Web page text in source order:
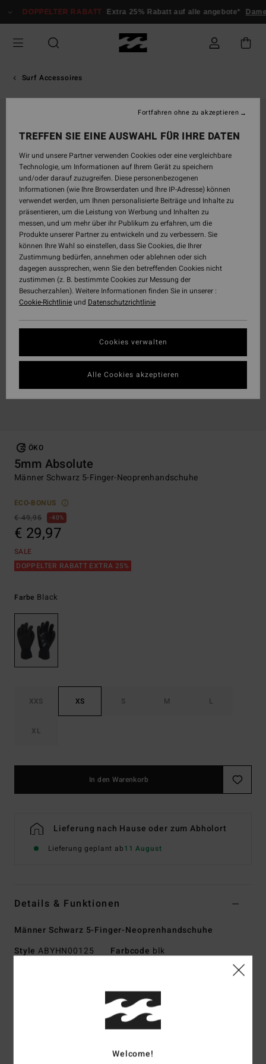
zur
springen
DOPPELTER RABATT Extra 25% Rabatt auf alle angebote* Damen
Surf Accessoires
ÖKO
5mm Absolute
Männer Schwarz 5-Finger-Neoprenhandschuhe
ECO-BONUS
€ 49,95
40%
€ 29,97
SALE
DOPPELTER RABATT EXTRA 25%
Farbe Black
XXS XS S M L
XL
In den Warenkorb
Lieferung nach Hause oder zum Abholort
Lieferung geplant ab11 August
Details & Funktionen
Männer Schwarz 5-Finger-Neoprenhandschuhe
Style ABYHN00125 Farbcode blk
Wetsuit Accessories-Kollektion
PRO STRETCH – weicherer, leichterer, 100 %
recycelter Stoff außen
Silicone Stretch am Stoff innen
Welcome!
TREFFEN SIE EINE AUSWAHL FÜR IHRE DATEN
Wir und unsere Partner verwenden Cookies oder eine vergleichbare
Technologie, um Informationen auf Ihrem Gerät zu speichern
und/oder darauf zuzugreifen. Diese personenbezogenen
Informationen (wie Ihre Browserdaten und Ihre IP-Adresse) können
verwendet werden, um Ihnen personalisierte Beiträge und Inhalte zu
präsentieren, um die Leistung von Werbung und Inhalten zu
messen, und um mehr über ihr Publikum zu erfahren, um die
Produkte unserer Partner zu entwickeln und zu verbessern. Sie
können Ihre Wahl so einstellen, dass Sie Cookies, die Ihrer
Zustimmung bedürfen, annehmen oder ablehnen oder sich
dagegen aussprechen, wenn Sie den betreffenden Cookies nicht
zustimmen (z. B. bestimmte Cookies zur Messung der
Besucherzahlen). Weitere Informationen finden Sie in unserer :
Cookie-Richtlinieund Datenschutzrichtlinie
Cookies verwalten
Fortfahren ohne zu akzeptieren
Alle Cookies akzeptieren